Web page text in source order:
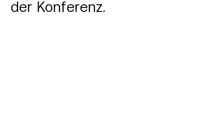
der Konferenz.